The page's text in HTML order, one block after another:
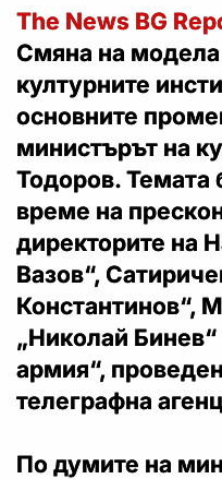
The News BG
Смяна на
културните
основните
министърът на
Тодоров. Темата
време на
директорите на
Вазов“,
Константинов“,
„Николай
армия“,
телеграфна
По думите на